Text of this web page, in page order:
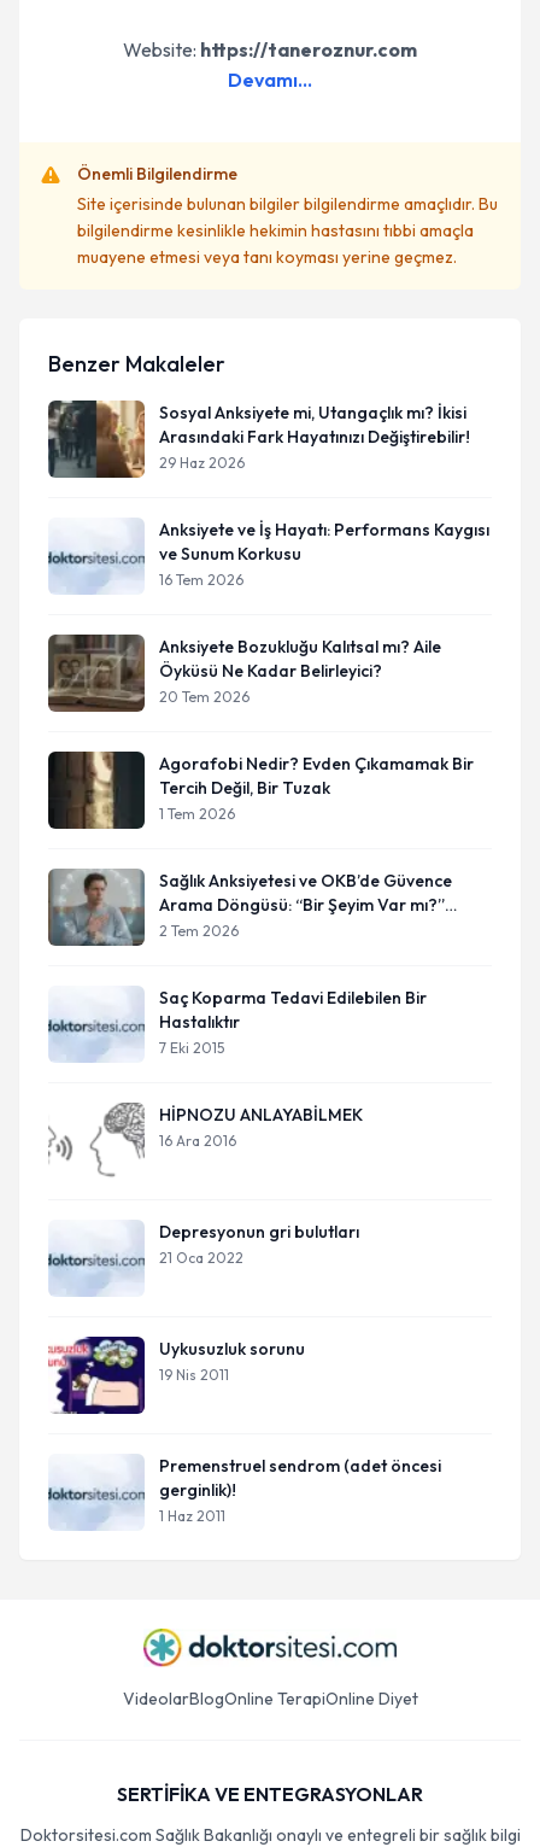
Website: https://taneroznur.com
Devamı...
Önemli Bilgilendirme
Site içerisinde bulunan bilgiler bilgilendirme amaçlıdır. Bu
bilgilendirme kesinlikle hekimin hastasını tıbbi amaçla
muayene etmesi veya tanı koyması yerine geçmez.
Benzer Makaleler
Sosyal Anksiyete mi, Utangaçlık mı? İkisi
Arasındaki Fark Hayatınızı Değiştirebilir!
29 Haz 2026
Anksiyete ve İş Hayatı: Performans Kaygısı
ve Sunum Korkusu
16 Tem 2026
Anksiyete Bozukluğu Kalıtsal mı? Aile
Öyküsü Ne Kadar Belirleyici?
20 Tem 2026
Agorafobi Nedir? Evden Çıkamamak Bir
Tercih Değil, Bir Tuzak
1 Tem 2026
Sağlık Anksiyetesi ve OKB’de Güvence
Arama Döngüsü: “Bir Şeyim Var mı?”
Sorusu Neden Hiç Bitmiyor?
2 Tem 2026
Saç Koparma Tedavi Edilebilen Bir
Hastalıktır
7 Eki 2015
HİPNOZU ANLAYABİLMEK
16 Ara 2016
Depresyonun gri bulutları
21 Oca 2022
Uykusuzluk sorunu
19 Nis 2011
Premenstruel sendrom (adet öncesi
gerginlik)!
1 Haz 2011
VideolarBlogOnline TerapiOnline Diyet
SERTİFİKA VE ENTEGRASYONLAR
Doktorsitesi.com Sağlık Bakanlığı onaylı ve entegreli bir sağlık bilgi